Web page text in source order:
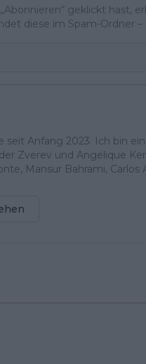
geklickt hast,
diese im Spam-Ordner
seit Anfang 2023. Ich bin
Zverev und Angelique
Mansur Bahrami,